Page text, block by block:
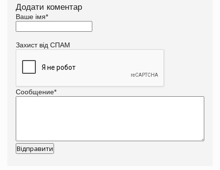
Додати коментар
Ваше імя*
Захист від СПАМ
Сообщение*